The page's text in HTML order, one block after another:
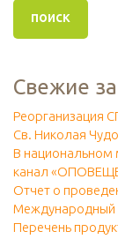
Свежие
Реорганизация
Св. Николая
В национальном
канал
Отчет о
Международный
Перечень